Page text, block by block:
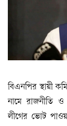
বিএনপির স্থায়ী
নামে রাজনীতি ও
লীগের ভোট